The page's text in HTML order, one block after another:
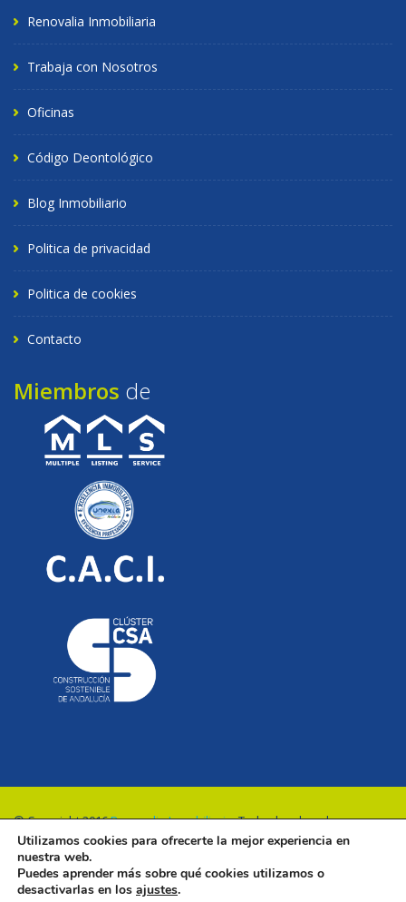
Renovalia Inmobiliaria
Trabaja con Nosotros
Oficinas
Código Deontológico
Blog Inmobiliario
Politica de privacidad
Politica de cookies
Contacto
Miembros de
© Copyright 2016Renovalia Inmobiliaria. Todos los derechos
reservados.
Utilizamos cookies para ofrecerte la mejor experiencia en
nuestra web.
Puedes aprender más sobre qué cookies utilizamos o
desactivarlas en los ajustes.